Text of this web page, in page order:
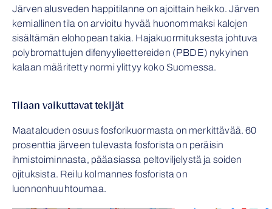
Järven alusveden happitilanne on ajoittain heikko. Järven
kemiallinen tila on arvioitu hyvää huonommaksi kalojen
sisältämän elohopean takia. Hajakuormituksesta johtuva
polybromattujen difenyylieettereiden (PBDE) nykyinen
kalaan määritetty normi ylittyy koko Suomessa.
Tilaan vaikuttavat tekijät
Maatalouden osuus fosforikuormasta on merkittävää. 60
prosenttia järveen tulevasta fosforista on peräisin
ihmistoiminnasta, pääasiassa peltoviljelystä ja soiden
ojituksista. Reilu kolmannes fosforista on
luonnonhuuhtoumaa.